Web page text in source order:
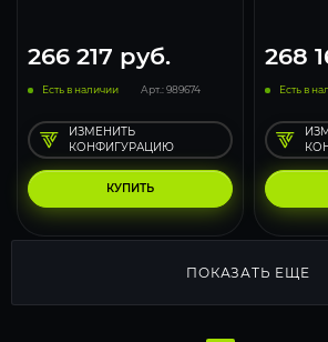
266 217 руб.
Есть в наличии Арт.: 989674
КУПИТЬ
ИЗМЕНИТЬ
КОНФИГУРАЦИЮ
268
Есть в
ПОКАЗАТЬ ЕЩЕ